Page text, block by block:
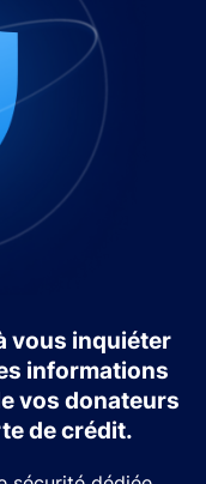
vous inquiéter
informations
vos donateurs
de crédit.